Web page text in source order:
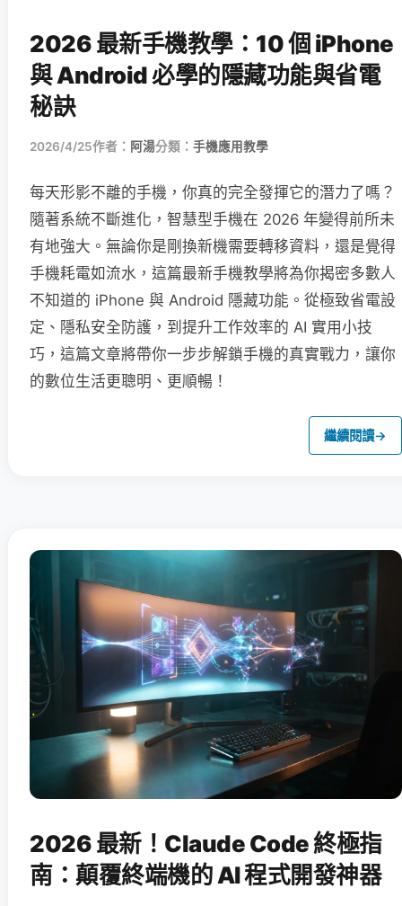
2026 最新手機教學：10 個 iPhone
與 Android 必學的隱藏功能與省電
秘訣
2026/4/25作者： 阿湯分類： 手機應用教學
每天形影不離的手機，你真的完全發揮它的潛力了嗎？
隨著系統不斷進化，智慧型手機在 2026 年變得前所未
有地強大。無論你是剛換新機需要轉移資料，還是覺得
手機耗電如流水，這篇最新手機教學將為你揭密多數人
不知道的 iPhone 與 Android 隱藏功能。從極致省電設
定、隱私安全防護，到提升工作效率的 AI 實用小技
巧，這篇文章將帶你一步步解鎖手機的真實戰力，讓你
的數位生活更聰明、更順暢！
繼續閱讀→
2026 最新！Claude Code 終極指
南：顛覆終端機的 AI 程式開發神器